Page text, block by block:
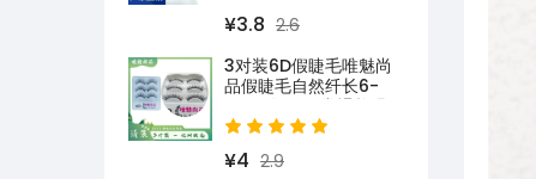
¥3.8 2.6
3对装6D假睫毛唯魅尚
品假睫毛自然纤长6-
15MM短款日常裸妆眼
睫毛
¥4 2.9